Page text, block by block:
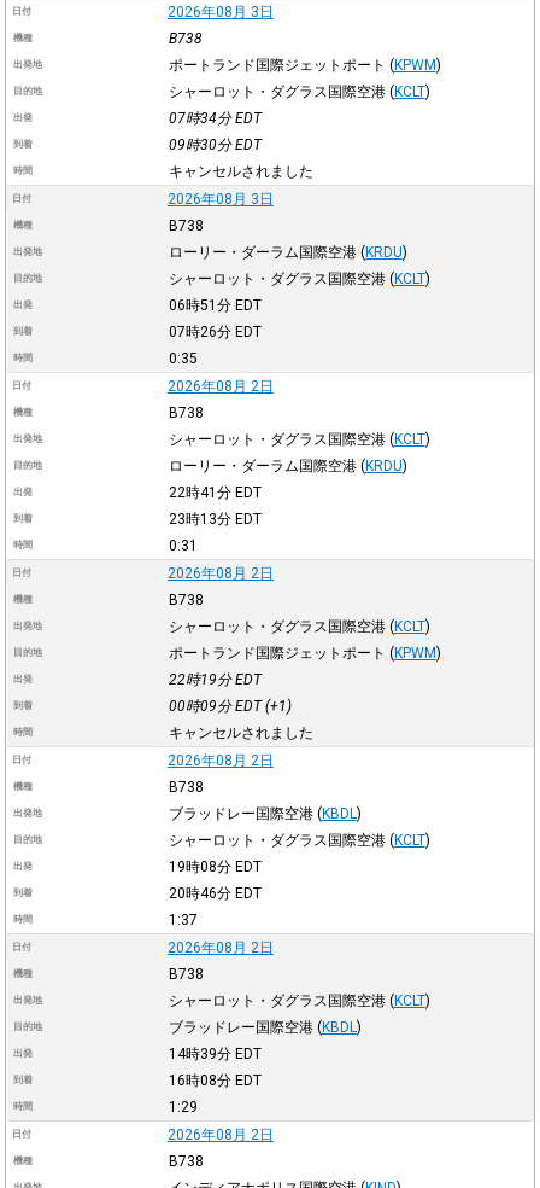
日付 2026年08月 3日
機種 B738
出発地 ポートランド国際ジェットポート (KPWM)
目的地 シャーロット・ダグラス国際空港 (KCLT)
出発 07時34分EDT
到着 09時30分EDT
時間 キャンセルされました
日付 2026年08月 3日
機種 B738
出発地 ローリー・ダーラム国際空港 (KRDU)
目的地 シャーロット・ダグラス国際空港 (KCLT)
出発 06時51分 EDT
到着 07時26分 EDT
時間 0:35
日付 2026年08月 2日
機種 B738
出発地 シャーロット・ダグラス国際空港 (KCLT)
目的地 ローリー・ダーラム国際空港 (KRDU)
出発 22時41分 EDT
到着 23時13分 EDT
時間 0:31
日付 2026年08月 2日
機種 B738
出発地 シャーロット・ダグラス国際空港 (KCLT)
目的地 ポートランド国際ジェットポート (KPWM)
出発 22時19分EDT
到着 00時09分EDT(+1)
時間 キャンセルされました
日付 2026年08月 2日
機種 B738
出発地 ブラッドレー国際空港 (KBDL )
目的地 シャーロット・ダグラス国際空港 (KCLT)
出発 19時08分 EDT
到着 20時46分 EDT
時間 1:37
日付 2026年08月 2日
機種 B738
出発地 シャーロット・ダグラス国際空港 (KCLT)
目的地 ブラッドレー国際空港 (KBDL )
出発 14時39分 EDT
到着 16時08分 EDT
時間 1:29
日付 2026年08月 2日
機種 B738